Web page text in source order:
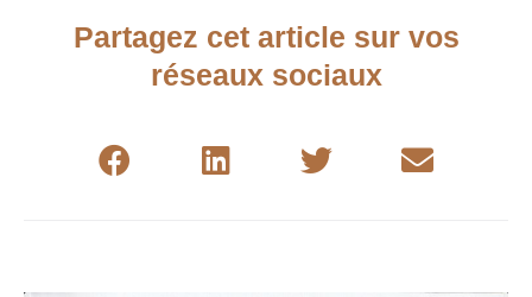
Partagez cet article sur vos
réseaux sociaux